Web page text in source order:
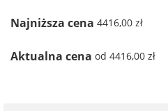
Najniższa cena 4416,00 zł
Aktualna cena od 4416,00 zł